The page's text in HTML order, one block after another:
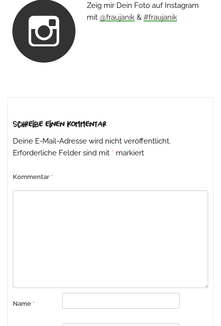
Zeig mir Dein Foto auf Instagram
mit @fraujanik& #fraujanik
Schreibe einen Kommentar
Deine E-Mail-Adresse wird nicht veröffentlicht.
Erforderliche Felder sind mit * markiert
Kommentar *
Name *